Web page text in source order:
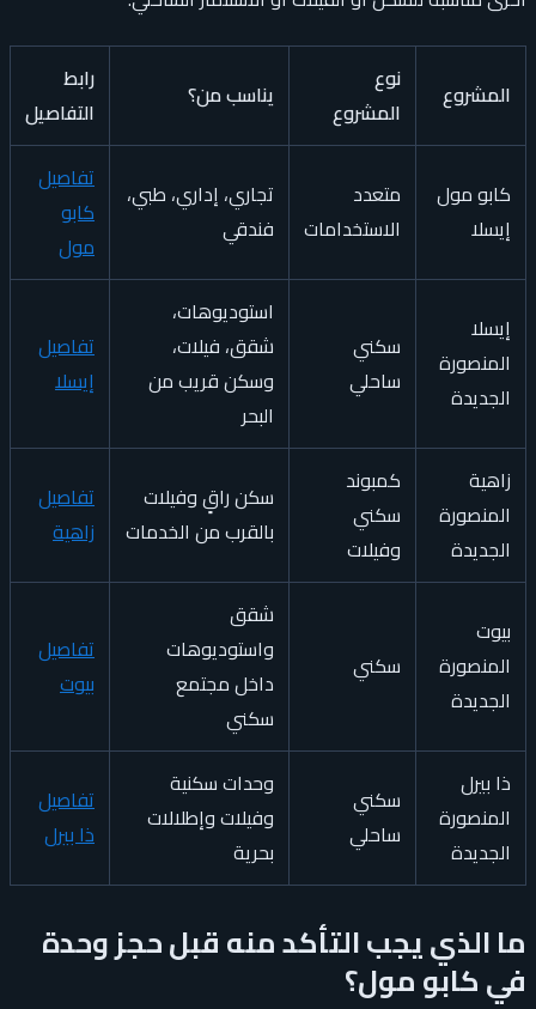
المشروع
نوع
المشروع
يناسب من؟
رابط
التفاصيل
كابو مول
إيسلا
متعدد
الاستخدامات
تجاري، إداري، طبي،
فندقي
تفاصيل
كابو
مول
إيسلا
المنصورة
الجديدة
سكني
ساحلي
استوديوهات،
شقق، فيلات،
وسكن قريب من
البحر
تفاصيل
إيسلا
زاهية
المنصورة
الجديدة
كمبوند
سكني
وفيلات
سكن راقٍ وفيلات
بالقرب من الخدمات
تفاصيل
زاهية
بيوت
المنصورة
الجديدة
سكني
شقق
واستوديوهات
داخل مجتمع
سكني
تفاصيل
بيوت
ذا بيرل
المنصورة
الجديدة
سكني
ساحلي
وحدات سكنية
وفيلات وإطلالات
بحرية
تفاصيل
ذا بيرل
ما الذي يجب التأكد منه قبل حجز وحدة
في كابو مول؟